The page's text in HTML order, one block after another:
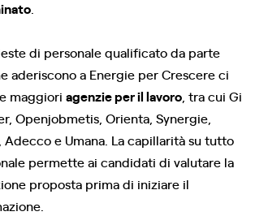
di personale qualificato da parte
aderiscono a Energie per Crescere ci
maggiori agenzie per il lavoro , tra cui Gi
Openjobmetis, Orienta, Synergie,
Adecco e Umana. La capillarità su tutto
permette ai candidati di valutare la
proposta prima di iniziare il